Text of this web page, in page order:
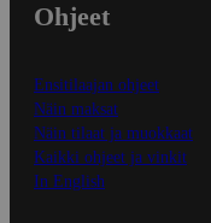
Ohjeet
Ensitilaajan ohjeet
Näin maksat
Näin tilaat ja muokkaat
Kaikki ohjeet ja vinkit
In English